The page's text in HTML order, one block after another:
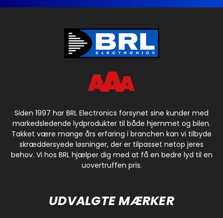
Siden 1997 har BRL Electronics forsynet sine kunder med
markedsledende lydprodukter til både hjemmet og bilen.
Takket være mange års erfaring i branchen kan vi tilbyde
skræddersyede løsninger, der er tilpasset netop jeres
behov. Vi hos BRL hjælper dig med at få en bedre lyd til en
uovertruffen pris.
UDVALGTE MÆRKER